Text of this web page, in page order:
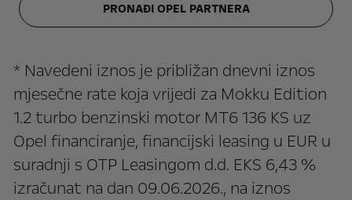
PRONAĐI OPEL PARTNERA
* Navedeni iznos je približan dnevni iznos
mjesečne rate koja vrijedi za Mokku Edition
1.2 turbo benzinski motor MT6 136 KS uz
Opel financiranje, financijski leasing u EUR u
suradnji s OTP Leasingom d.d. EKS 6,43 %
izračunat na dan 09.06.2026., na iznos